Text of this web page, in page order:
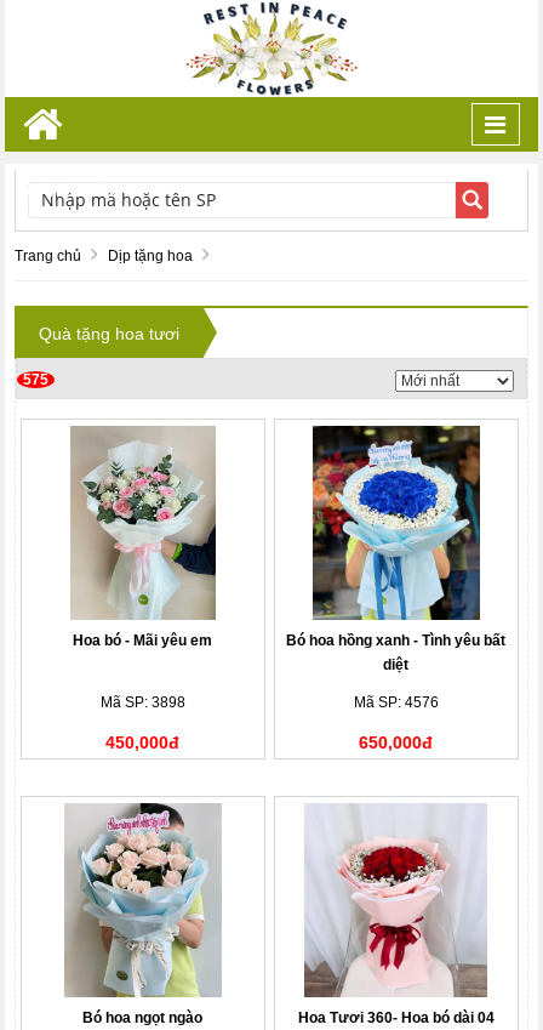
TÌM KIẾM
Trang chủ Dịp tặng hoa
Quà tặng hoa tươi
575
Hoa bó - Mãi yêu em
Mã SP: 3898
450,000đ
Bó hoa hồng xanh - Tình yêu bất
diệt
Mã SP: 4576
650,000đ
Bó hoa ngọt ngào Hoa Tươi 360- Hoa bó dài 04